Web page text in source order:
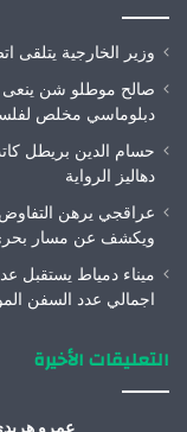
وزير الخارجية يتلقى
صالح موطلو شن ينعى
دبلوماسي مخلص
حسام الدين بريطل
دهاليز الرواية
عراقجي يرهن
ويكشف عن مسار
اجمالي عدد السفن الموجودة
التعليقات الأخيرة
عمرو